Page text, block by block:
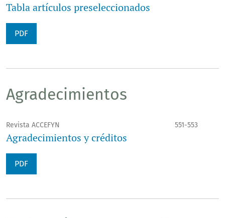
Tabla artículos preseleccionados
PDF
Agradecimientos
Revista ACCEFYN 551-553
Agradecimientos y créditos
PDF